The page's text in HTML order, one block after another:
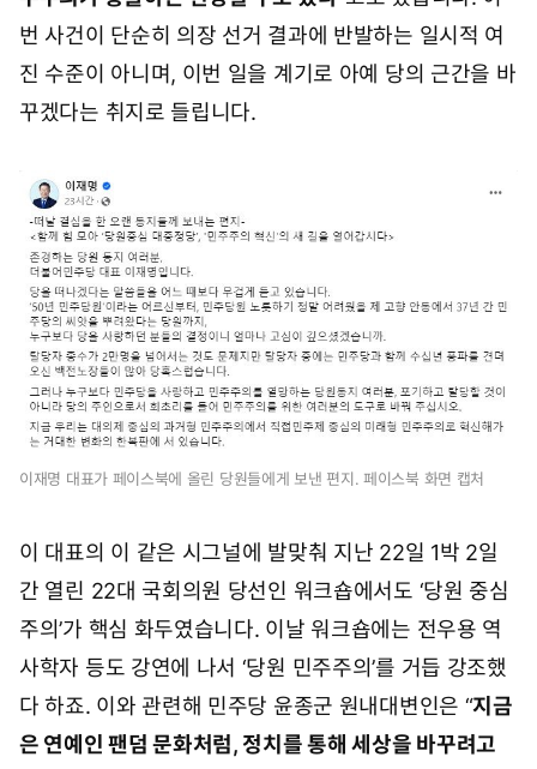
번 사건이 단순히 의장 선거 결과에 반발하는 일시적 여
진 수준이 아니며, 이번 일을 계기로 아예 당의 근간을 바
꾸겠다는 취지로 들립니다.
이재명 대표가 페이스북에 올린 당원들에게 보낸 편지. 페이스북 화면 캡처
이 대표의 이 같은 시그널에 발맞춰 지난 22일 1박 2일
간 열린 22대 국회의원 당선인 워크숍에서도 ‘당원 중심
주의’가 핵심 화두였습니다. 이날 워크숍에는 전우용 역
사학자 등도 강연에 나서 ‘당원 민주주의’를 거듭 강조했
다 하죠. 이와 관련해 민주당 윤종군 원내대변인은 “지금
은 연예인 팬덤 문화처럼, 정치를 통해 세상을 바꾸려고